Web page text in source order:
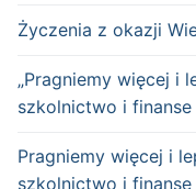
Życzenia z okazji
„Pragniemy więcej i
szkolnictwo i finanse
Pragniemy więcej i
szkolnictwo i finanse